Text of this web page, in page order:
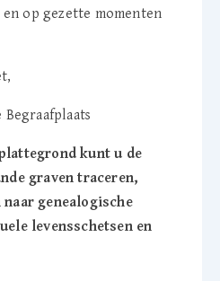
op gezette momenten
kunt u de
graven traceren,
genealogische
levensschetsen en